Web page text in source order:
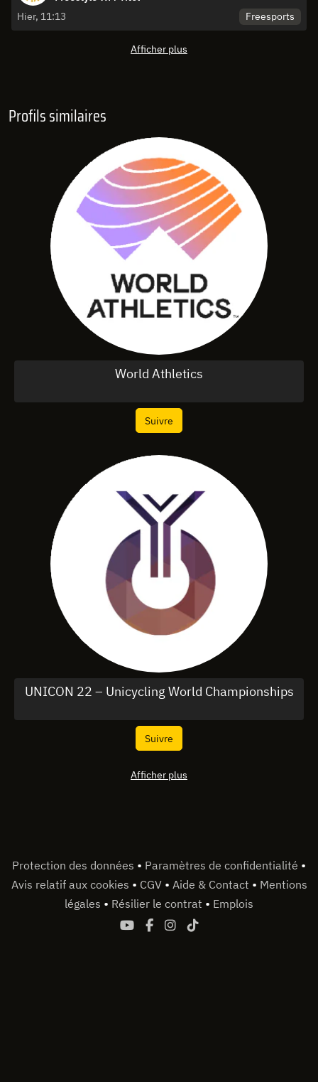
Hier, 11:13
Freesports
Afficher plus
Profils similaires
World Athletics
Suivre
UNICON 22 – Unicycling World Championships
Suivre
Afficher plus
Protection des données • Paramètres de confidentialité •
Avis relatif aux cookies • CGV • Aide & Contact • Mentions
légales • Résilier le contrat • Emplois